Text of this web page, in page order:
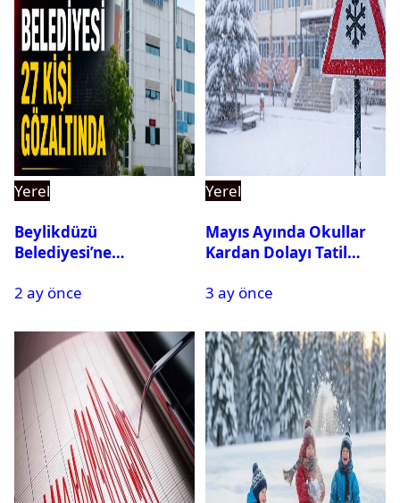
Yerel
Beylikdüzü
Belediyesi’ne
Gözaltına Alındı
2 ay önce
Yerel
Mayıs Ayında Okullar
Kardan Dolayı Tatil
3 ay önce